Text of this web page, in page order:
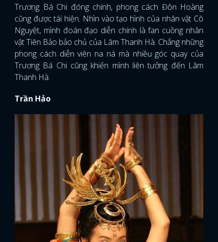
Trương Bá Chi đóng chính, phong cách Đôn Hoàng
cũng được tái hiện. Nhìn vào tạo hình của nhân vật Cô
Nguyệt, mình đoán đạo diễn chính là fan cuồng nhân
vật Tiên Bảo bảo chủ của Lâm Thanh Hà. Chẳng những
phong cách diễn viên na ná mà nhiều góc quay của
Trương Bá Chi cũng khiến mình liên tưởng đến Lâm
Thanh Hà.
Trần Hảo